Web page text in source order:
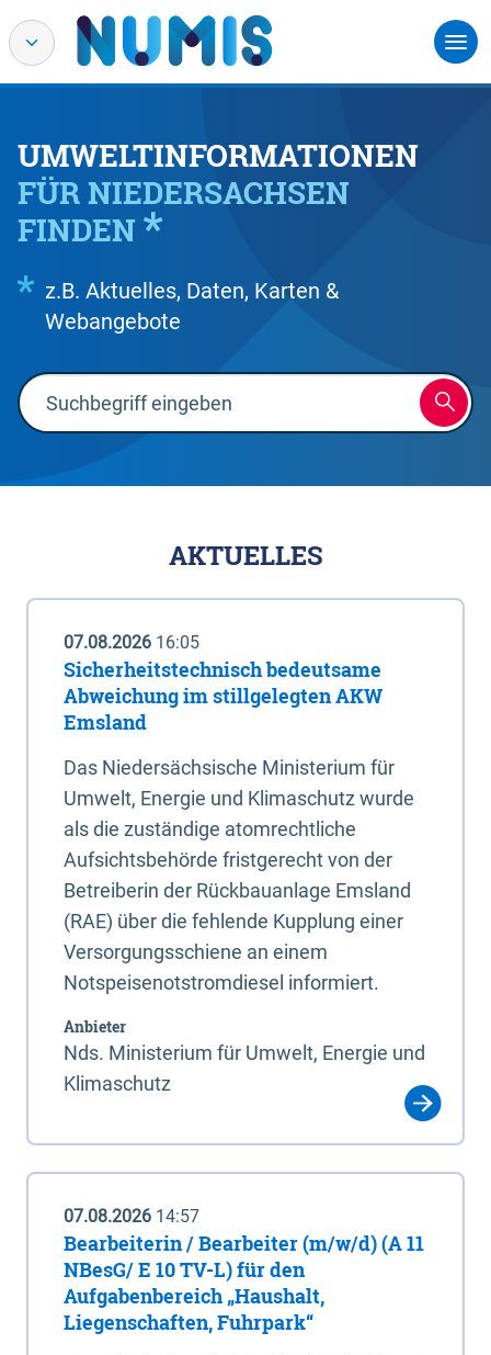
UMWELTINFORMATIONEN
FÜR NIEDERSACHSEN
FINDEN
z.B. Aktuelles, Daten, Karten &
Webangebote
AKTUELLES
07.08.2026 16:05
Sicherheitstechnisch bedeutsame
Abweichung im stillgelegten AKW
Emsland
Das Niedersächsische Ministerium für
Umwelt, Energie und Klimaschutz wurde
als die zuständige atomrechtliche
Aufsichtsbehörde fristgerecht von der
Betreiberin der Rückbauanlage Emsland
(RAE) über die fehlende Kupplung einer
Versorgungsschiene an einem
Notspeisenotstromdiesel informiert.
Anbieter
Nds. Ministerium für Umwelt, Energie und
Klimaschutz
07.08.2026 14:57
Bearbeiterin / Bearbeiter (m/w/d) (A 11
NBesG/ E 10 TV-L) für den
Aufgabenbereich „Haushalt,
Liegenschaften, Fuhrpark“